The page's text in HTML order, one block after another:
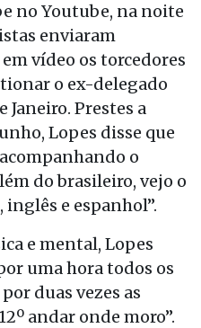
no Youtube, na noite
enviaram
vídeo os torcedores
o ex-delegado
Janeiro. Prestes a
Lopes disse que
o
do brasileiro, vejo o
e espanhol”.
e mental, Lopes
uma hora todos os
duas vezes as
andar onde moro”.